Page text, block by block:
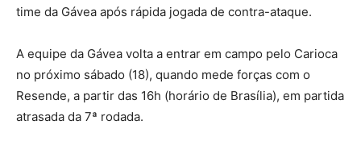
time da Gávea após rápida jogada de contra-ataque.
A equipe da Gávea volta a entrar em campo pelo Carioca
no próximo sábado (18), quando mede forças com o
Resende, a partir das 16h (horário de Brasília), em partida
atrasada da 7ª rodada.